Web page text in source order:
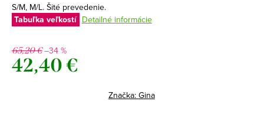
S/M, M/L. Šité prevedenie.
Tabuľka veľkostí Detailné informácie
65,20 €–34 %
42,40 €
Značka: Gina